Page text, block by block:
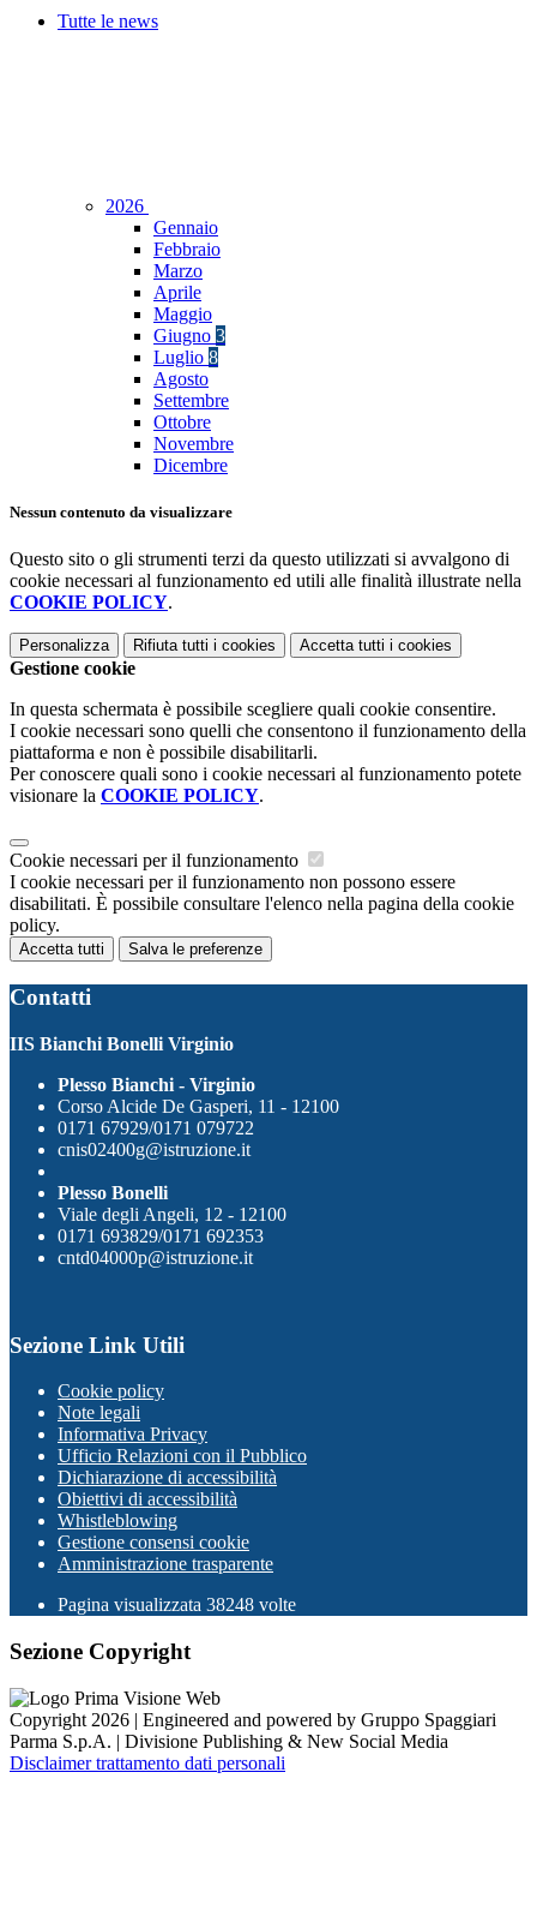
Tutte le news
2026
Gennaio
Febbraio
Marzo
Aprile
Maggio
Giugno 3
Luglio 8
Agosto
Settembre
Ottobre
Novembre
Dicembre
Nessun contenuto da visualizzare
Questo sito o gli strumenti terzi da questo utilizzati si avvalgono di
cookie necessari al funzionamento ed utili alle finalità illustrate nella
COOKIE POLICY.
Personalizza Rifiuta tutti i cookies Accetta tutti i cookies
Gestione cookie
In questa schermata è possibile scegliere quali cookie consentire.
I cookie necessari sono quelli che consentono il funzionamento della
piattaforma e non è possibile disabilitarli.
Per conoscere quali sono i cookie necessari al funzionamento potete
visionare la COOKIE POLICY.
Cookie necessari per il funzionamento
I cookie necessari per il funzionamento non possono essere
disabilitati. È possibile consultare l'elenco nella pagina della cookie
policy.
Accetta tutti Salva le preferenze
Contatti
IIS Bianchi Bonelli Virginio
Plesso Bianchi - Virginio
Corso Alcide De Gasperi, 11 - 12100
0171 67929/0171 079722
cnis02400g@istruzione.it
Plesso Bonelli
Viale degli Angeli, 12 - 12100
0171 693829/0171 692353
cntd04000p@istruzione.it
Sezione Link Utili
Cookie policy
Note legali
Informativa Privacy
Ufficio Relazioni con il Pubblico
Dichiarazione di accessibilità
Obiettivi di accessibilità
Whistleblowing
Gestione consensi cookie
Amministrazione trasparente
Pagina visualizzata 38248 volte
Sezione Copyright
Copyright 2026 | Engineered and powered by Gruppo Spaggiari
Parma S.p.A. | Divisione Publishing & New Social Media
Disclaimer trattamento dati personali